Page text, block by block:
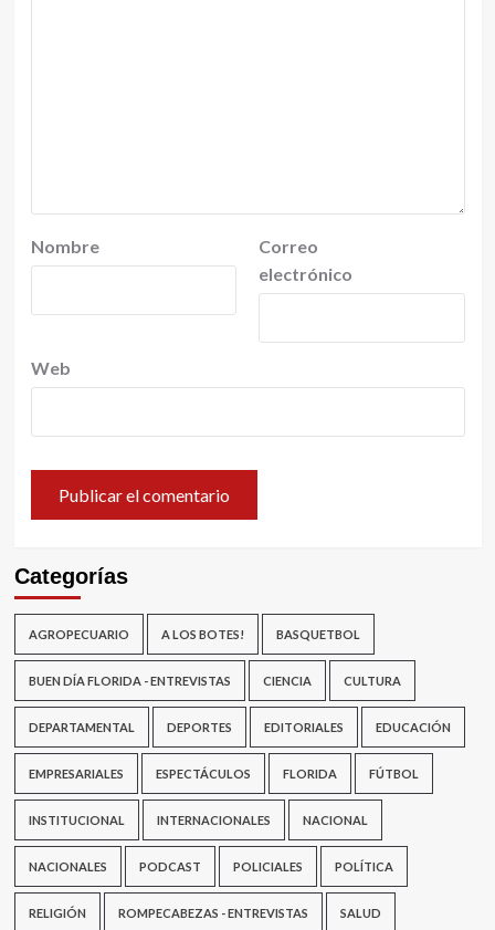
Nombre
Correo
electrónico
Web
Categorías
AGROPECUARIO A LOS BOTES! BASQUETBOL
BUEN DÍA FLORIDA - ENTREVISTAS CIENCIA CULTURA
DEPARTAMENTAL DEPORTES EDITORIALES EDUCACIÓN
EMPRESARIALES ESPECTÁCULOS FLORIDA FÚTBOL
INSTITUCIONAL INTERNACIONALES NACIONAL
NACIONALES PODCAST POLICIALES POLÍTICA
RELIGIÓN ROMPECABEZAS - ENTREVISTAS SALUD